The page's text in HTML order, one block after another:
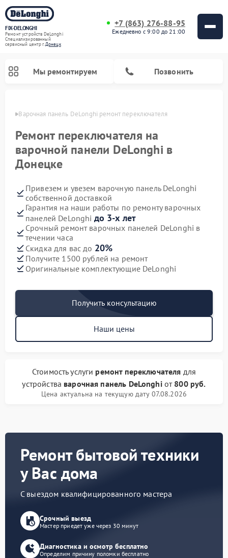
FIX-DELONGHI
Ремонт устройств DeLonghi
Специализированный
cервисный центр г.Донецк
+7 (863) 276-88-95
Ежедневно с 9:00 до 21:00
Мы ремонтируем Позвонить
Варочная панель DeLonghi ремонт переключателя
Ремонт переключателя на
варочной панели DeLonghi в
Донецке
Привезем и увезем варочную панель DeLonghi
собственной доставкой
Гарантия на наши работы по ремонту варочных
панелей DeLonghi до 3-х лет
Срочный ремонт варочных панелей DeLonghi в
течении часа
Скидка для вас до 20%
Получите 1500 рублей на ремонт
Оригинальные комплектующие DeLonghi
Получить консультацию
Наши цены
Стоимость услуги ремонт переключателя для
устройства варочная панель DeLonghiот 800 руб.
Цена актуальна на текущую дату 07.08.2026
Ремонт бытовой техники
у Вас дома
С выездом квалифицированного мастера
Срочный выезд
Мастер приедет уже через 30 минут
Диагностика и осмотр бесплатно
Определим причину поломки бесплатно